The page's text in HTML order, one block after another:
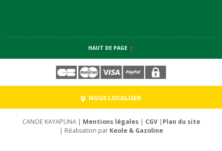
HAUT DE PAGE
NOUS LOCALISER
CANOE KAYAPUNA | Mentions légales | CGV| Plan du site
| Réalisation par Keole & Gazoline